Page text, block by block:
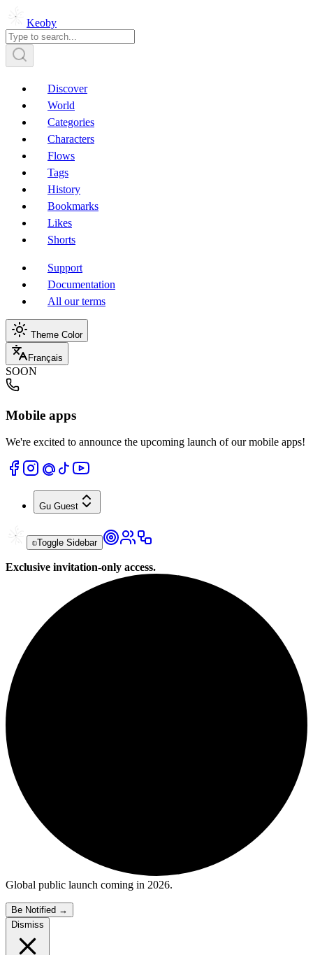
Keoby
Discover
World
Categories
Characters
Flows
Tags
History
Bookmarks
Likes
Shorts
Support
Documentation
All our terms
Theme Color
Français
SOON
Mobile apps
We're excited to announce the upcoming launch of our mobile apps!
Gu Guest
Toggle Sidebar
Exclusive invitation-only access.
Global public launch coming in 2026.
Be Notified →
Dismiss